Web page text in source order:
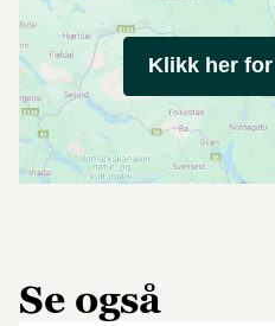
Klikk her
Se også